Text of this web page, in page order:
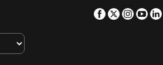
Facebook
Twitter